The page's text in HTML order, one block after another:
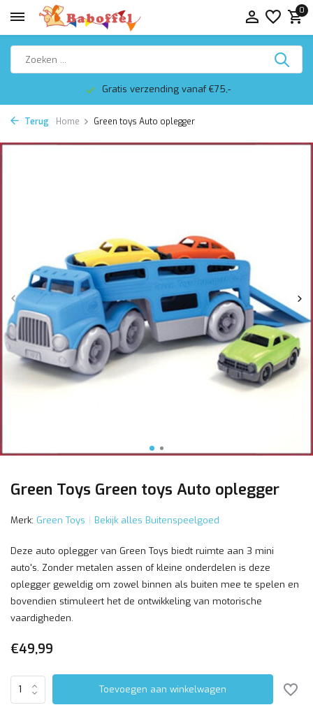
0
Gratis verzending vanaf €75,-
Terug Home Green toys Auto oplegger
Green Toys Green toys Auto oplegger
Merk: Green Toys Bekijk alles Buitenspeelgoed
Deze auto oplegger van Green Toys biedt ruimte aan 3 mini
auto's. Zonder metalen assen of kleine onderdelen is deze
oplegger geweldig om zowel binnen als buiten mee te spelen en
bovendien stimuleert het de ontwikkeling van motorische
vaardigheden.
€49,99
Toevoegen aan winkelwagen